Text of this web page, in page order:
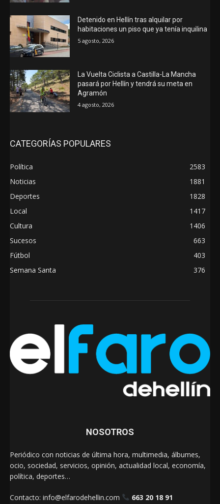
Detenido en Hellín tras alquilar por
habitaciones un piso que ya tenía inquilina
5 agosto, 2026
La Vuelta Ciclista a Castilla-La Mancha
pasará por Hellín y tendrá su meta en
Agramón
4 agosto, 2026
CATEGORÍAS POPULARES
Política
2583
Noticias
1881
Deportes
1828
Local
1417
Cultura
1406
Sucesos
663
Fútbol
403
Semana Santa
376
NOSOTROS
Periódico con noticias de última hora, multimedia, álbumes,
ocio, sociedad, servicios, opinión, actualidad local, economía,
política, deportes…
Contacto: info@elfarodehellin.com 663 20 18 91